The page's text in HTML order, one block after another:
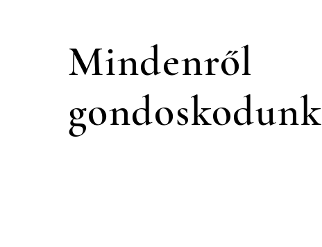
Mindenről
gondoskodunk